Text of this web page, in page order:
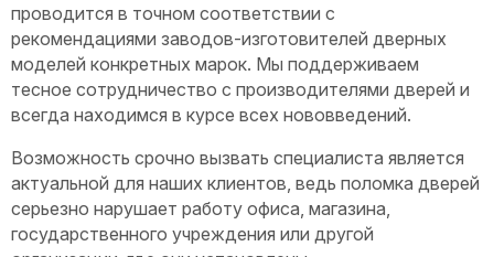
проводится в точном соответствии с
рекомендациями заводов-изготовителей дверных
моделей конкретных марок. Мы поддерживаем
тесное сотрудничество с производителями дверей и
всегда находимся в курсе всех нововведений.
Возможность срочно вызвать специалиста является
актуальной для наших клиентов, ведь поломка дверей
серьезно нарушает работу офиса, магазина,
государственного учреждения или другой